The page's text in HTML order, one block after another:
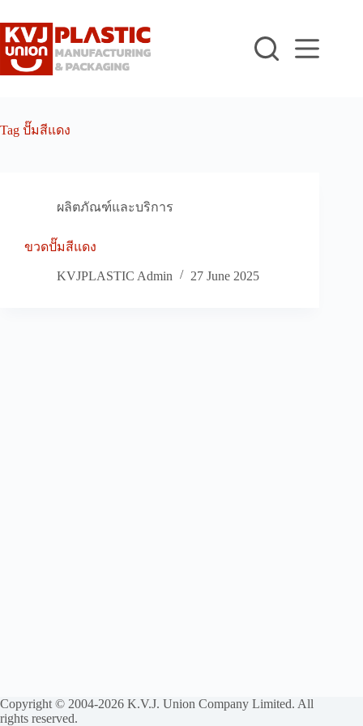
to
content
Tag ปั๊มสีแดง
ผลิตภัณฑ์และบริการ
ขวดปั๊มสีแดง
KVJPLASTIC Admin 27 June 2025
Copyright © 2004-2026 K.V.J. Union Company Limited. All
rights reserved.